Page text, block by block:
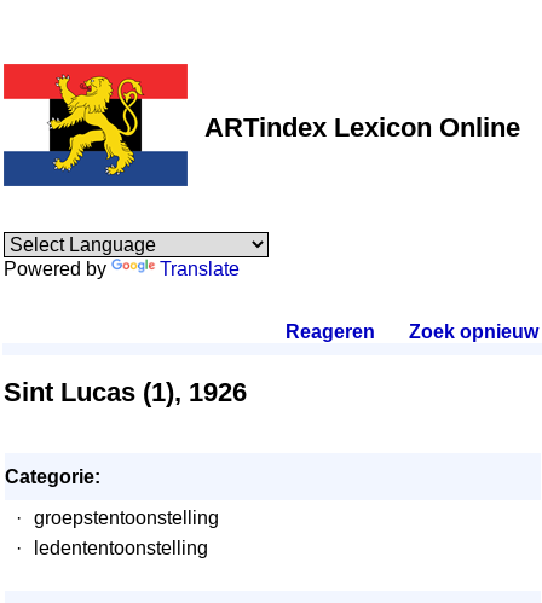
ARTindex Lexicon Online
Powered by Translate
Reageren Zoek opnieuw.
Sint Lucas (1), 1926
Categorie:
·
groepstentoonstelling
·
ledententoonstelling